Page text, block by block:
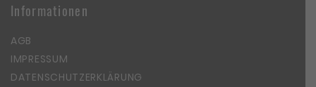
Informationen
AGB
IMPRESSUM
DATENSCHUTZERKLÄRUNG